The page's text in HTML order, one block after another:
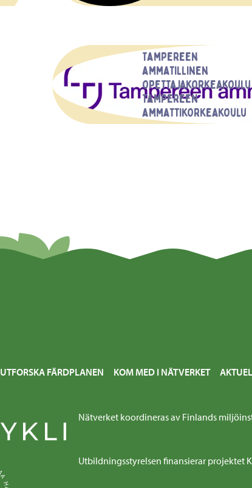
Tampereen
ammatillinen
Tampereen
ammattikorkeakoulu
UTFORSKA FÄRDPLANEN KOM MED I NÄTVERKET
Nätverket koordineras av Finlands
Utbildningsstyrelsen finansierar projektet